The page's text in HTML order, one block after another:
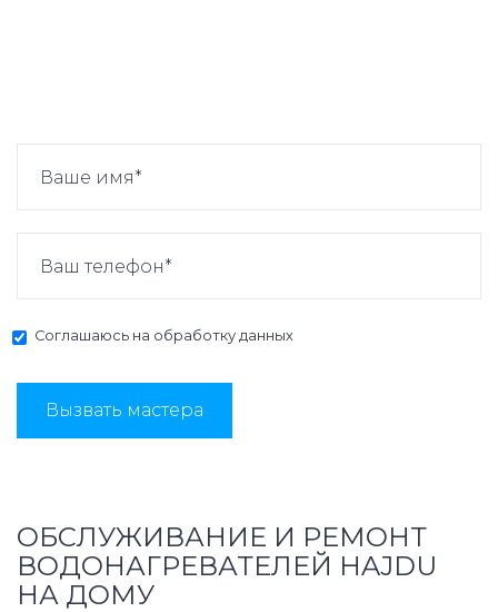
Соглашаюсь на обработку данных
Вызвать мастера
ОБСЛУЖИВАНИЕ И РЕМОНТ
ВОДОНАГРЕВАТЕЛЕЙ HAJDU
НА ДОМУ